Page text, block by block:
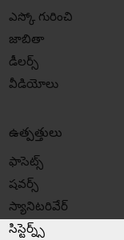
ఎస్కో గురించి
జాబితా
డీలర్స్
వీడియోలు
ఉత్పత్తులు
ఫాసెట్స్
షవర్స్
స్యానిటరివేర్
సిస్టెర్న్స్